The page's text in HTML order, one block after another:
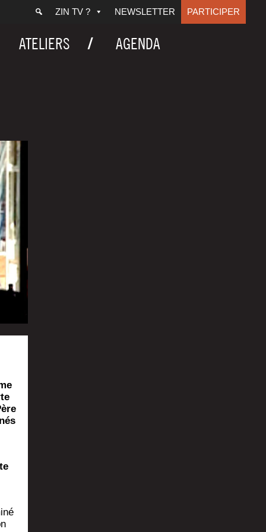
ZIN TV ? NEWSLETTER PARTICIPER
ATELIERS AGENDA